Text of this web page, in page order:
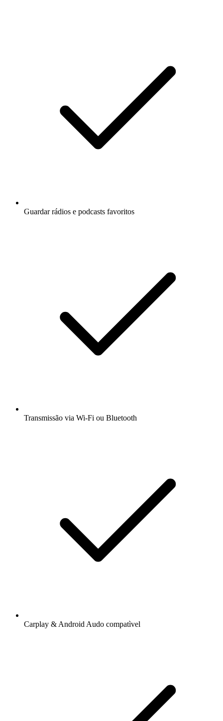
Guardar rádios e podcasts favoritos
Transmissão via Wi-Fi ou Bluetooth
Carplay & Android Audo compatìvel